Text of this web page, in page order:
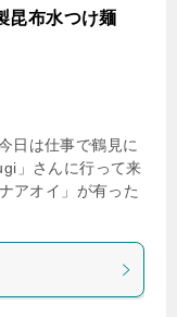
昆布水つけ麺
日は仕事で鶴見に
」さんに行って来
アオイ」が有った